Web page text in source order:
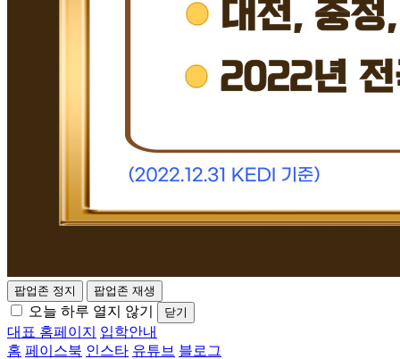
팝업존 정지 팝업존 재생
오늘 하루 열지 않기 닫기
대표 홈페이지
입학안내
홈 페이스북 인스타 유튜브 블로그